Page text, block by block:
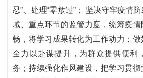
忍”、处理“零放过”； 坚决守牢疫情
域、重点环节的监管力度，统筹疫
畅，将学习成果转化为工作动力；做
全力以赴谋提升，为群众提供便利
务；持续强化作风建设，把学习贯